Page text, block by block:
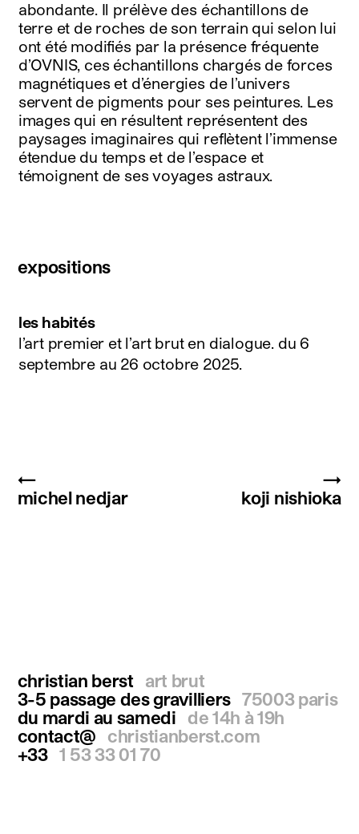
abondante. Il prélève des échantillons de
terre et de roches de son terrain qui selon lui
ont été modifiés par la présence fréquente
d’OVNIS, ces échantillons chargés de forces
magnétiques et d’énergies de l’univers
servent de pigments pour ses peintures. Les
images qui en résultent représentent des
paysages imaginaires qui reflètent l’immense
étendue du temps et de l’espace et
témoignent de ses voyages astraux.
expositions
les habités
l’art premier et l’art brut en dialogue. du 6
septembre au 26 octobre 2025.
←
michel nedjar
→
koji nishioka
christian berst
art brut
3-5 passage des gravilliers 75003 paris
du mardi au samedi
de 14h à 19h
contact@
christianberst.com
+33 1 53 33 01 70